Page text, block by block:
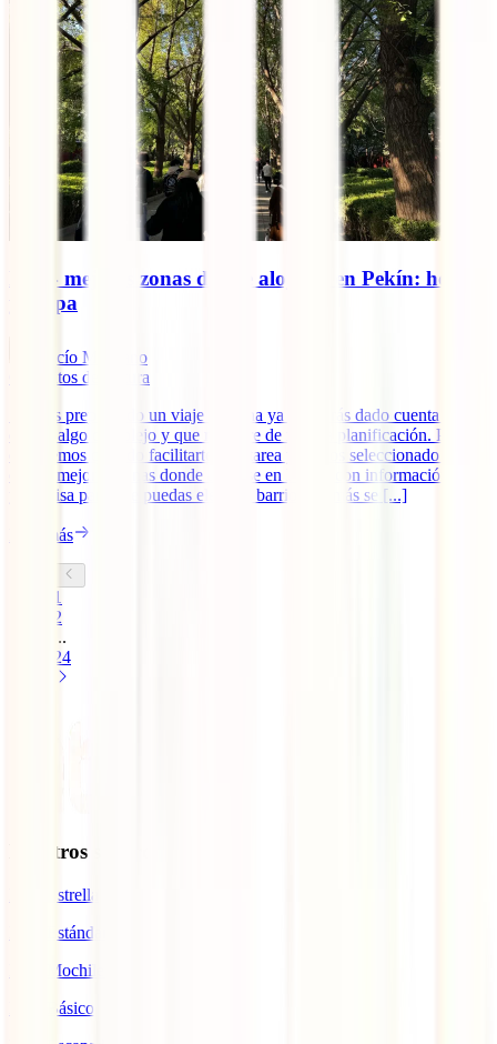
Las 4 mejores zonas donde alojarse en Pekín: hoteles
y mapa
Rocío Manzano
minutos de lectura
Si estás preparando un viaje a China ya te habrás dado cuenta de
que es algo complejo y que requiere de mucha planificación. Por
eso, hemos querido facilitarte esta tarea y hemos seleccionado las
cuatro mejores zonas donde alojarse en Pekín: con información clara
y concisa para que puedas elegir el barrio que más se [...]
Leer más
1
2
...
24
Nuestros seguros
IATI Estrella
IATI Estándar
IATI Mochilero
IATI Básico